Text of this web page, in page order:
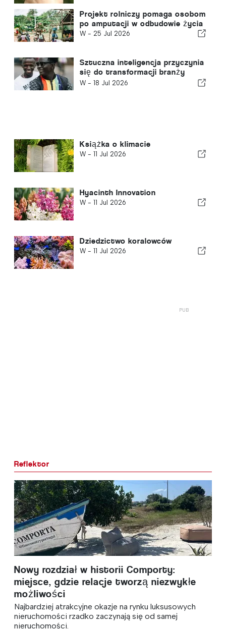
Projekt rolniczy pomaga osobom
po amputacji w odbudowie życia
W - 25 Jul 2026
Sztuczna inteligencja przyczynia
się do transformacji branży
muzycznej w Sierra Leone
W - 18 Jul 2026
Książka o klimacie
W - 11 Jul 2026
Hyacinth Innovation
W - 11 Jul 2026
Dziedzictwo koralowców
W - 11 Jul 2026
Reflektor
Nowy rozdział w historii Comporty:
miejsce, gdzie relacje tworzą niezwykłe
możliwości
Najbardziej atrakcyjne okazje na rynku luksusowych
nieruchomości rzadko zaczynają się od samej
nieruchomości.